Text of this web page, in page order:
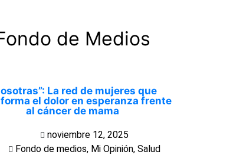
de Medios
La red de mujeres que
el dolor en esperanza frente
al cáncer de mama
noviembre 12, 2025
Fondo de medios, Mi Opinión, Salud